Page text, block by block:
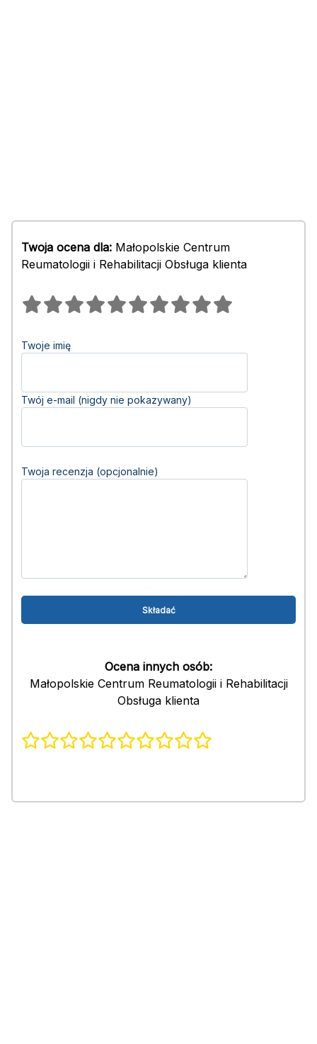
Twoja ocena dla: Małopolskie Centrum
Reumatologii i Rehabilitacji Obsługa klienta
Twoje imię
Twój e-mail (nigdy nie pokazywany)
Twoja recenzja (opcjonalnie)
Ocena innych osób:
Małopolskie Centrum Reumatologii i Rehabilitacji
Obsługa klienta